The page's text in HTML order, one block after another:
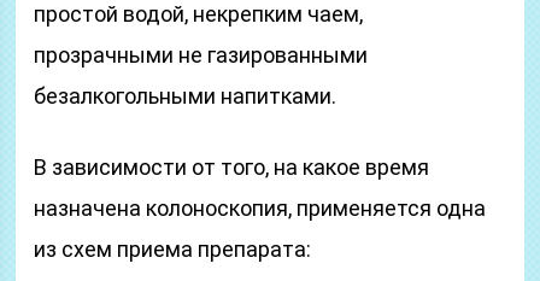
простой водой, некрепким чаем,
прозрачными не газированными
безалкогольными напитками.
В зависимости от того, на какое время
назначена колоноскопия, применяется одна
из схем приема препарата: